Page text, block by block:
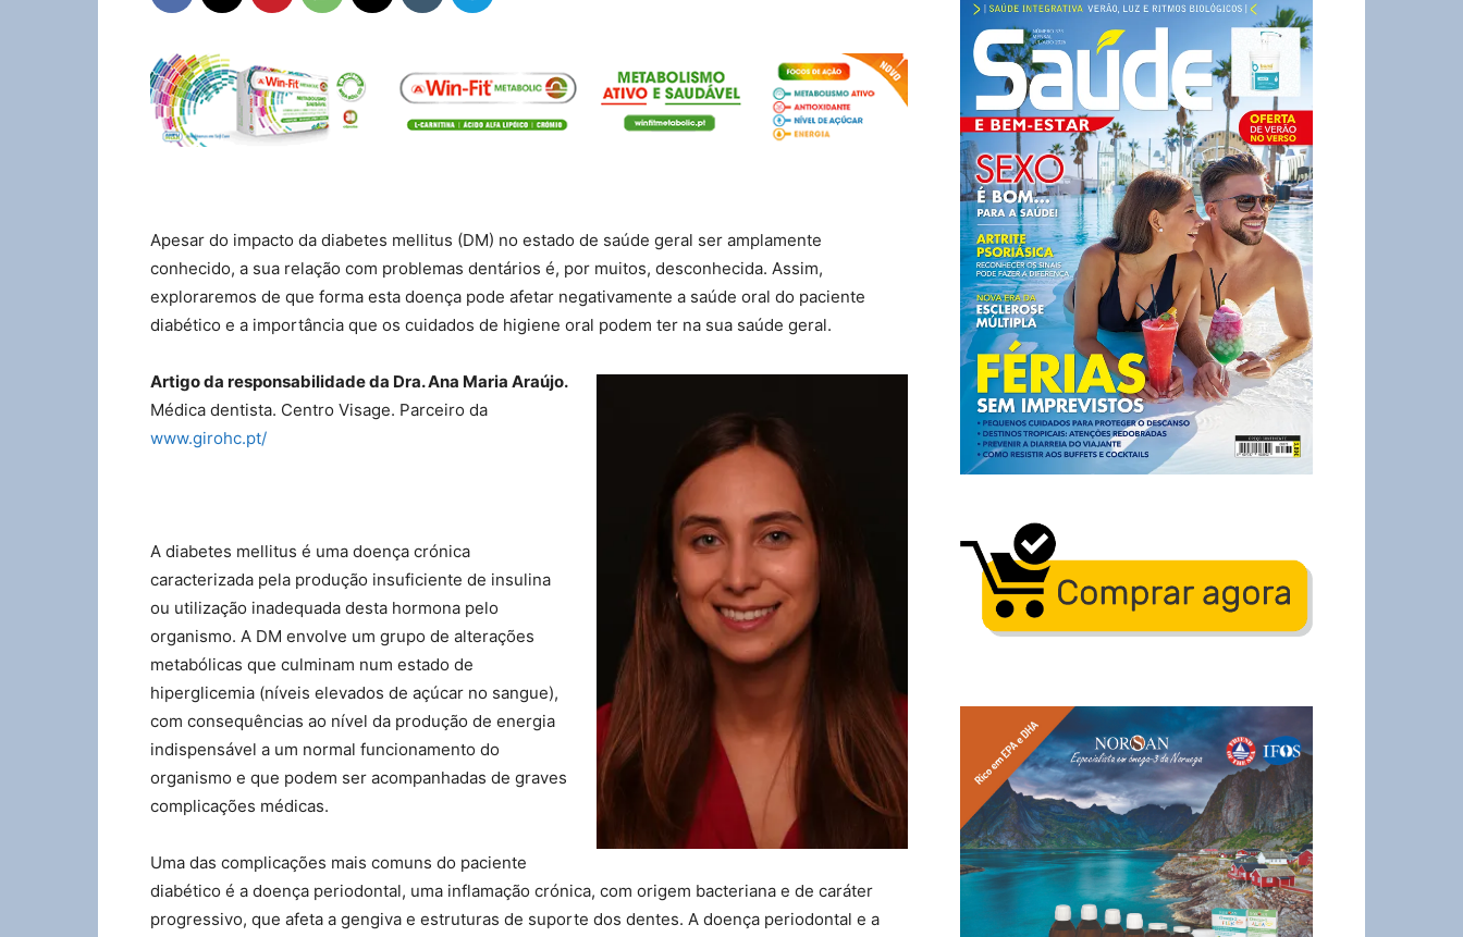
Apesar do impacto da diabetes mellitus (DM) no estado de saúde geral ser amplamente
conhecido, a sua relação com problemas dentários é, por muitos, desconhecida. Assim,
exploraremos de que forma esta doença pode afetar negativamente a saúde oral do paciente
diabético e a importância que os cuidados de higiene oral podem ter na sua saúde geral.
Artigo da responsabilidade da Dra. Ana Maria Araújo.
Médica dentista. Centro Visage. Parceiro da
www.girohc.pt/
A diabetes mellitus é uma doença crónica
caracterizada pela produção insuficiente de insulina
ou utilização inadequada desta hormona pelo
organismo. A DM envolve um grupo de alterações
metabólicas que culminam num estado de
hiperglicemia (níveis elevados de açúcar no sangue),
com consequências ao nível da produção de energia
indispensável a um normal funcionamento do
organismo e que podem ser acompanhadas de graves
complicações médicas.
Uma das complicações mais comuns do paciente
diabético é a doença periodontal, uma inflamação crónica, com origem bacteriana e de caráter
progressivo, que afeta a gengiva e estruturas de suporte dos dentes. A doença periodontal e a